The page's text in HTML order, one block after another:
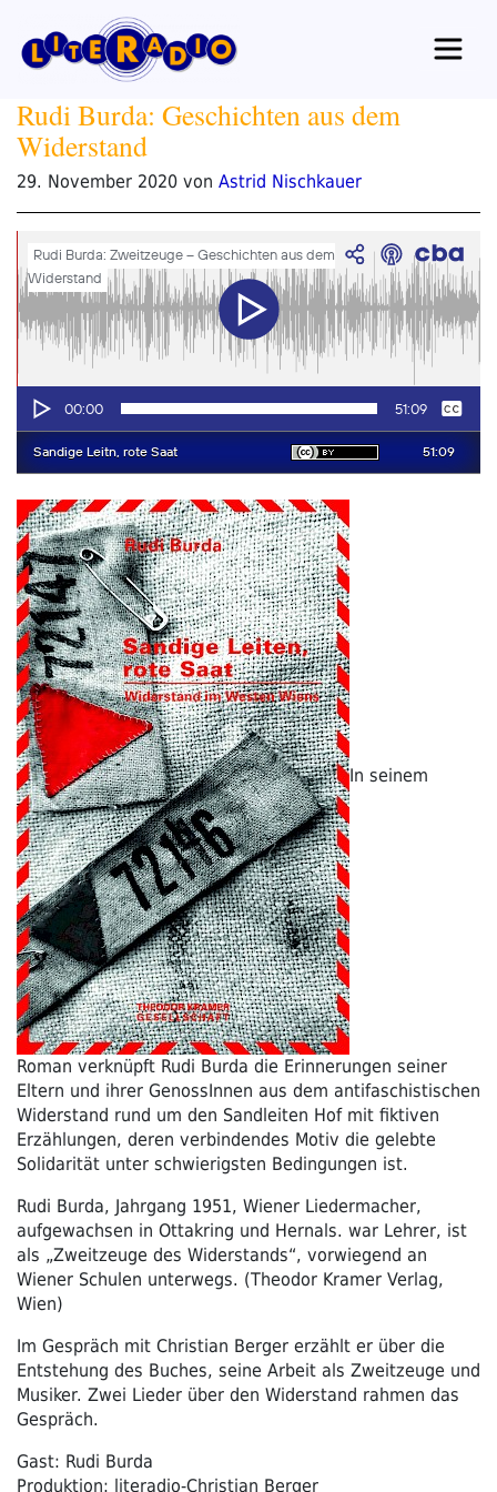
Inhalt
springen
Rudi Burda: Geschichten aus dem
Widerstand
29. November 2020Veröffentlicht
von Astrid Nischkauer
In seinem
Roman verknüpft Rudi Burda die Erinnerungen seiner
Eltern und ihrer GenossInnen aus dem antifaschistischen
Widerstand rund um den Sandleiten Hof mit fiktiven
Erzählungen, deren verbindendes Motiv die gelebte
Solidarität unter schwierigsten Bedingungen ist.
Rudi Burda, Jahrgang 1951, Wiener Liedermacher,
aufgewachsen in Ottakring und Hernals. war Lehrer, ist
als „Zweitzeuge des Widerstands“, vorwiegend an
Wiener Schulen unterwegs. (Theodor Kramer Verlag,
Wien)
Im Gespräch mit Christian Berger erzählt er über die
Entstehung des Buches, seine Arbeit als Zweitzeuge und
Musiker. Zwei Lieder über den Widerstand rahmen das
Gespräch.
Gast: Rudi Burda
Produktion: literadio-Christian Berger